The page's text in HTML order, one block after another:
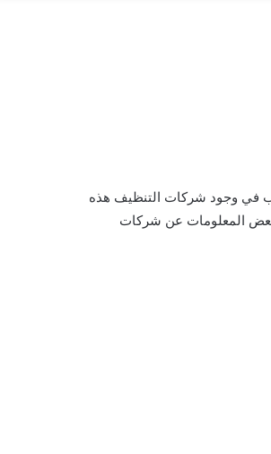
في وجود شركات التنظيف هذه
بعض المعلومات عن شركات